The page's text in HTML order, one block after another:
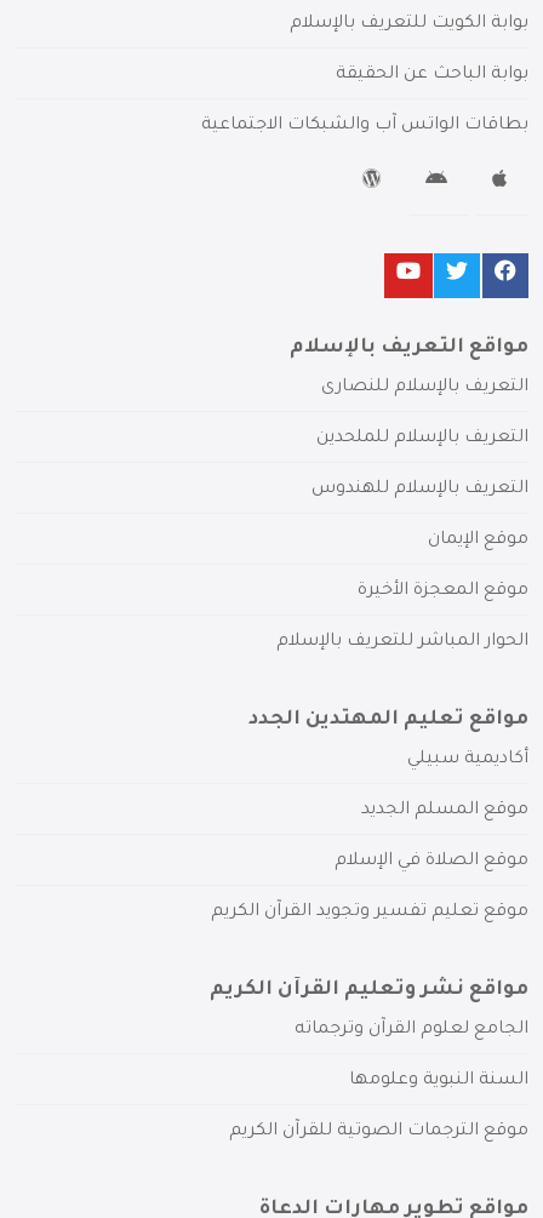
بوابة الكويت للتعريف بالإسلام
بوابة الباحث عن الحقيقة
بطاقات الواتس آب والشبكات الاجتماعية
مواقع التعريف بالإسلام
التعريف بالإسلام للنصارى
التعريف بالإسلام للملحدين
التعريف بالإسلام للهندوس
موقع الإيمان
موقع المعجزة الأخيرة
الحوار المباشر للتعريف بالإسلام
مواقع تعليم المهتدين الجدد
أكاديمية سبيلي
موقع المسلم الجديد
موقع الصلاة في الإسلام
موقع تعليم تفسير وتجويد القرآن الكريم
مواقع نشر وتعليم القرآن الكريم
الجامع لعلوم القرآن وترجماته
السنة النبوية وعلومها
موقع الترجمات الصوتية للقرآن الكريم
مواقع تطوير مهارات الدعاة